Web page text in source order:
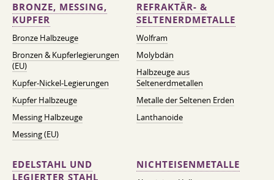
BRONZE, MESSING,
KUPFER
Bronze Halbzeuge
Bronzen & Kupferlegierungen
(EU)
Kupfer-Nickel-Legierungen
Kupfer Halbzeuge
Messing Halbzeuge
Messing (EU)
REFRAKTÄR- &
SELTENERDMETALLE
Wolfram
Molybdän
Halbzeuge aus
Seltenerdmetallen
Metalle der Seltenen Erden
Lanthanoide
EDELSTAHL UND
LEGIERTER STAHL
NICHTEISENMETALLE